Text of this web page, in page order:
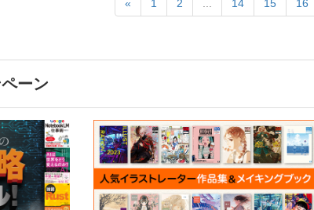
« 1 2 14 15 16
ーン